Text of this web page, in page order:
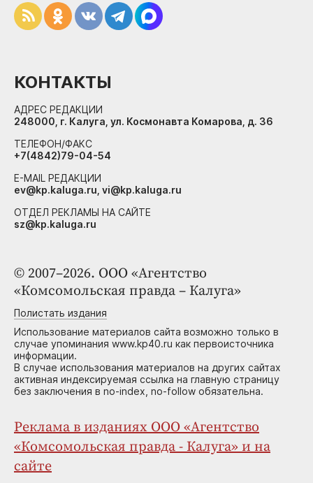
© 2007–2026. ООО «Агентство
«Комсомольская правда – Калуга»
Полистать издания
Использование материалов сайта возможно только в
случае упоминания www.kp40.ru как первоисточника
информации.
В случае использования материалов на других сайтах
активная индексируемая ссылка на главную страницу
без заключения в no-index, no-follow обязательна.
Реклама в изданиях ООО «Агентство
«Комсомольская правда - Калуга» и на
сайте
КОНТАКТЫ
АДРЕС РЕДАКЦИИ
248000, г. Калуга, ул. Космонавта Комарова, д. 36
ТЕЛЕФОН/ФАКС
+7(4842)79-04-54
E-MAIL РЕДАКЦИИ
ev@kp.kaluga.ru, vi@kp.kaluga.ru
ОТДЕЛ РЕКЛАМЫ НА САЙТЕ
sz@kp.kaluga.ru